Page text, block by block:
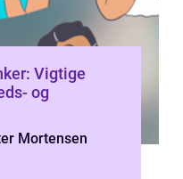
Vigtige
og
Mortensen